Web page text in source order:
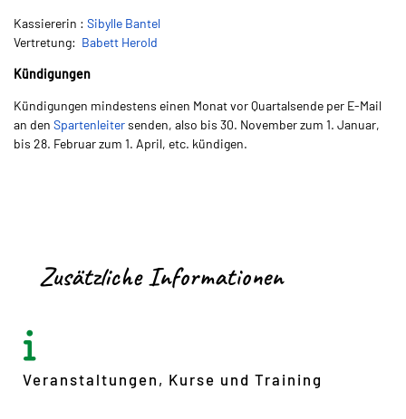
Kassiererin : Sibylle Bantel
Vertretung: Babett Herold
Kündigungen
Kündigungen mindestens einen Monat vor Quartalsende per E-Mail
an den Spartenleitersenden, also bis 30. November zum 1. Januar,
bis 28. Februar zum 1. April, etc. kündigen.
Zusätzliche Informationen
Veranstaltungen, Kurse und Training